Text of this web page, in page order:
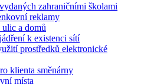
zahraničními školami
reklamy
a domů
k existenci sítí
prostředků elektronické
klienta směnárny
místa